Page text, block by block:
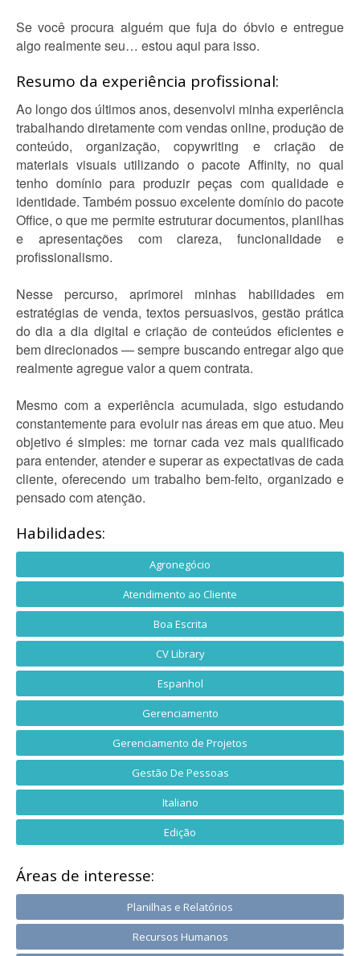
Se você procura alguém que fuja do óbvio e entregue
algo realmente seu… estou aqui para isso.
Resumo da experiência profissional:
Ao longo dos últimos anos, desenvolvi minha experiência
trabalhando diretamente com vendas online, produção de
conteúdo, organização, copywriting e criação de
materiais visuais utilizando o pacote Affinity, no qual
tenho domínio para produzir peças com qualidade e
identidade. Também possuo excelente domínio do pacote
Office, o que me permite estruturar documentos, planilhas
e apresentações com clareza, funcionalidade e
profissionalismo.
Nesse percurso, aprimorei minhas habilidades em
estratégias de venda, textos persuasivos, gestão prática
do dia a dia digital e criação de conteúdos eficientes e
bem direcionados — sempre buscando entregar algo que
realmente agregue valor a quem contrata.
Mesmo com a experiência acumulada, sigo estudando
constantemente para evoluir nas áreas em que atuo. Meu
objetivo é simples: me tornar cada vez mais qualificado
para entender, atender e superar as expectativas de cada
cliente, oferecendo um trabalho bem-feito, organizado e
pensado com atenção.
Habilidades:
Agronegócio
Atendimento ao Cliente
Boa Escrita
CV Library
Espanhol
Gerenciamento
Gerenciamento de Projetos
Gestão De Pessoas
Italiano
Edição
Áreas de interesse:
Planilhas e Relatórios
Recursos Humanos